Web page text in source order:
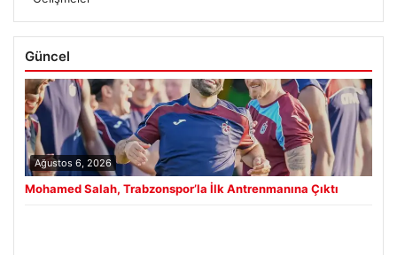
Güncel
Ağustos 6, 2026
Mohamed Salah, Trabzonspor’la İlk Antrenmanına Çıktı